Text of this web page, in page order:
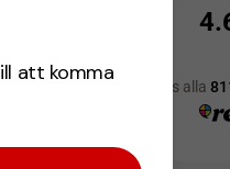
att komma